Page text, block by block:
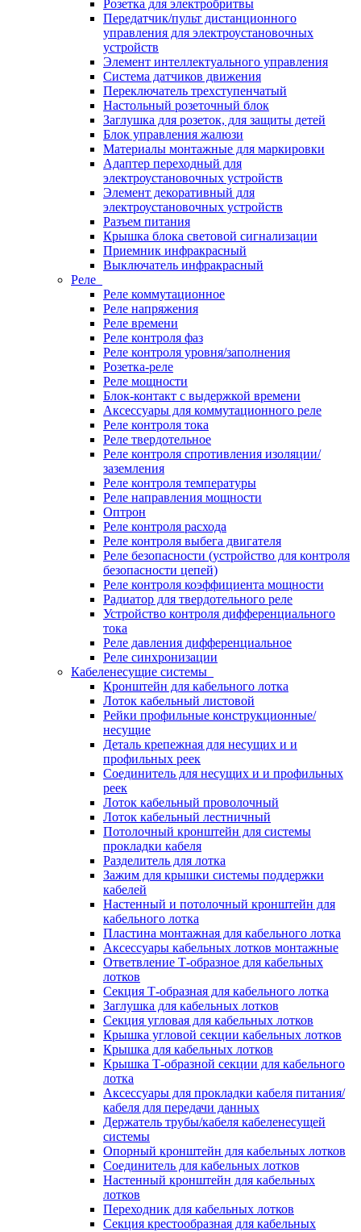
Розетка для электробритвы
Передатчик/пульт дистанционного
управления для электроустановочных
устройств
Элемент интеллектуального управления
Система датчиков движения
Переключатель трехступенчатый
Настольный розеточный блок
Заглушка для розеток, для защиты детей
Блок управления жалюзи
Материалы монтажные для маркировки
Адаптер переходный для
электроустановочных устройств
Элемент декоративный для
электроустановочных устройств
Разъем питания
Крышка блока световой сигнализации
Приемник инфракрасный
Выключатель инфракрасный
Реле
Реле коммутационное
Реле напряжения
Реле времени
Реле контроля фаз
Реле контроля уровня/заполнения
Розетка-реле
Реле мощности
Блок-контакт с выдержкой времени
Аксессуары для коммутационного реле
Реле контроля тока
Реле твердотельное
Реле контроля спротивления изоляции/
заземления
Реле контроля температуры
Реле направления мощности
Оптрон
Реле контроля расхода
Реле контроля выбега двигателя
Реле безопасности (устройство для контроля
безопасности цепей)
Реле контроля коэффициента мощности
Радиатор для твердотельного реле
Устройство контроля дифференциального
тока
Реле давления дифференциальное
Реле синхронизации
Кабеленесущие системы
Кронштейн для кабельного лотка
Лоток кабельный листовой
Рейки профильные конструкционные/
несущие
Деталь крепежная для несущих и и
профильных реек
Соединитель для несущих и и профильных
реек
Лоток кабельный проволочный
Лоток кабельный лестничный
Потолочный кронштейн для системы
прокладки кабеля
Разделитель для лотка
Зажим для крышки системы поддержки
кабелей
Настенный и потолочный кронштейн для
кабельного лотка
Пластина монтажная для кабельного лотка
Аксессуары кабельных лотков монтажные
Ответвление Т-образное для кабельных
лотков
Секция Т-образная для кабельного лотка
Заглушка для кабельных лотков
Секция угловая для кабельных лотков
Крышка угловой секции кабельных лотков
Крышка для кабельных лотков
Крышка Т-образной секции для кабельного
лотка
Аксессуары для прокладки кабеля питания/
кабеля для передачи данных
Держатель трубы/кабеля кабеленесущей
системы
Опорный кронштейн для кабельных лотков
Соединитель для кабельных лотков
Настенный кронштейн для кабельных
лотков
Переходник для кабельных лотков
Секция крестообразная для кабельных